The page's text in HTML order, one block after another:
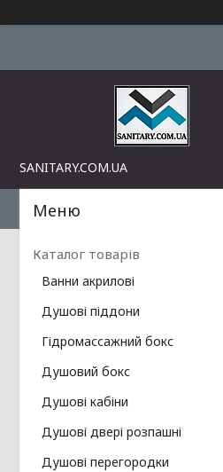
SANITARY.COM.UA
Каталог товарів
Ванни акрилові
Душові піддони
Гідромассажний бокс
Душовий бокс
Душові кабіни
Душові двері розпашні
Душові перегородки